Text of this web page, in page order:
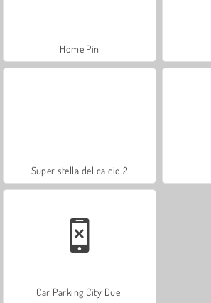
Home Pin
Super stella del calcio 2
Car Parking City Duel